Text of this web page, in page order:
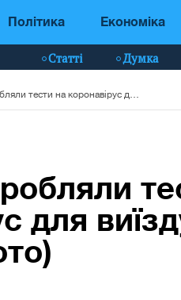
Політика Економіка
Статті Думка
для